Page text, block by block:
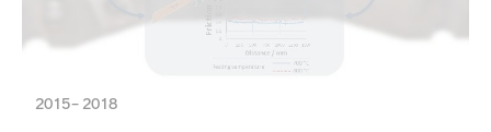
ultrahöghållfast stål.
2015 – 2018